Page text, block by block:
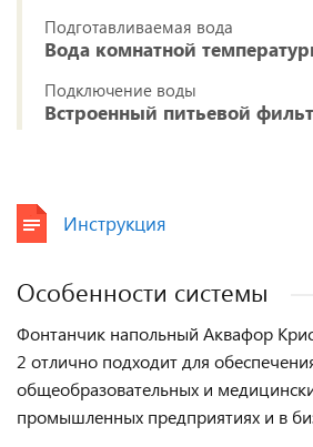
Подготавливаемая вода
Вода комнатной
Подключение воды
Встроенный питьевой
Инструкция
Особенности системы
Фонтанчик напольный Аквафор
2 отлично подходит для
общеобразовательных и
промышленных предприятиях и в